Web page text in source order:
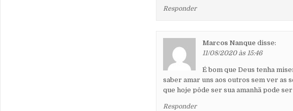
Responder
Marcos Nanque disse:
11/08/2020 às 15:46
É bom que Deus tenha
saber amar uns aos outros sem ver as
que hoje pôde ser sua amanhã pode
Responder